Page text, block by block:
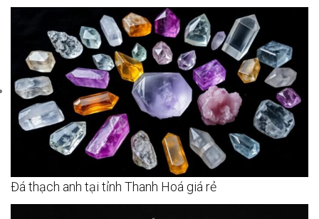
Đá thạch anh tại tỉnh Thanh Hoá giá rẻ